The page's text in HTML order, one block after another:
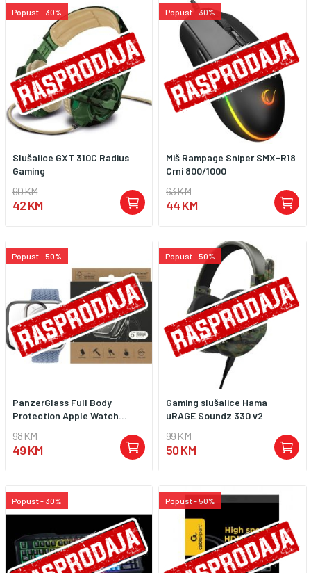
Popust - 30%
Slušalice GXT 310C Radius
Gaming
60 KM
42 KM
Popust - 30%
Miš Rampage Sniper SMX-R18
Crni 800/1000
63 KM
44 KM
Popust - 50%
PanzerGlass Full Body
Protection Apple Watch...
98 KM
49 KM
Popust - 50%
Gaming slušalice Hama
uRAGE Soundz 330 v2
99 KM
50 KM
Popust - 30% Popust - 50%